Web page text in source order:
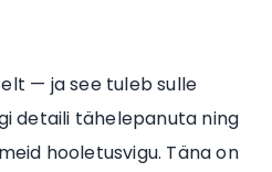
— ja see tuleb sulle
detaili tähelepanuta ning
hooletusvigu. Täna on